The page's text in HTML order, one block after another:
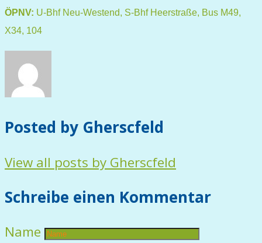
ÖPNV: U-Bhf Neu-Westend, S-Bhf Heerstraße, Bus M49,
X34, 104
Posted by Gherscfeld
View all posts by Gherscfeld
Schreibe einen Kommentar
Name